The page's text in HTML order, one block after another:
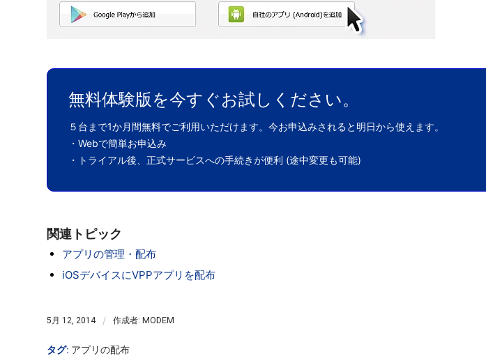
無料体験版を今すぐお試しください。
５台まで1か月間無料でご利用いただけます。今お申込みされると明日から使えます。
・Webで簡単お申込み
・トライアル後、正式サービスへの手続きが便利 (途中変更も可能)
関連トピック
アプリの管理・配布
iOSデバイスにVPPアプリを配布
5月 12, 2014 / 作成者: MODEM
タグ: アプリの配布